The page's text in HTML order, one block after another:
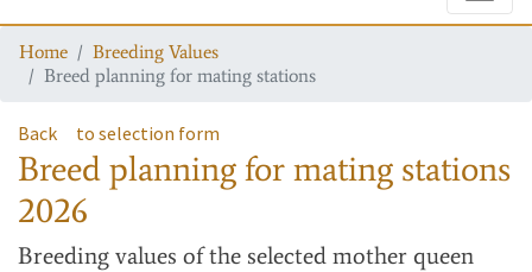
Home
Breeding Values
Breed planning for mating stations
Back to selection form
Breed planning for mating stations
2026
Breeding values of the selected mother queen